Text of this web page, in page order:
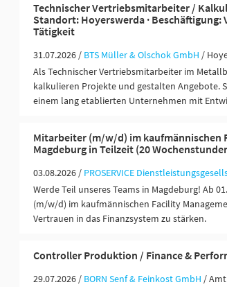
Technischer Vertriebsmitarbeiter /
Standort: Hoyerswerda ·
Tätigkeit
31.07.2026 / BTS Müller & Olschok GmbH /
Als Technischer Vertriebsmitarbeiter im
kalkulieren Projekte und gestalten Angebote.
einem lang etablierten Unternehmen mit
Mitarbeiter (m/w/d) im kaufmännischen
Magdeburg in Teilzeit (20
03.08.2026 / PROSERVICE
Werde Teil unseres Teams in Magdeburg! Ab
(m/w/d) im kaufmännischen Facility
Vertrauen in das Finanzsystem zu stärken.
Controller Produktion / Finance &
29.07.2026 / BORN Senf & Feinkost GmbH /